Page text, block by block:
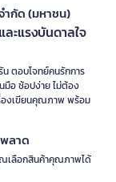
ำกัด (มหาชน)
ะแรงบันดาลใจ
น ตอบโจทย์คนรักการ
มือ ช้อปง่าย ไม่ต้อง
องเขียนคุณภาพ พร้อม
ลาด
ณเลือกสินค้าคุณภาพได้